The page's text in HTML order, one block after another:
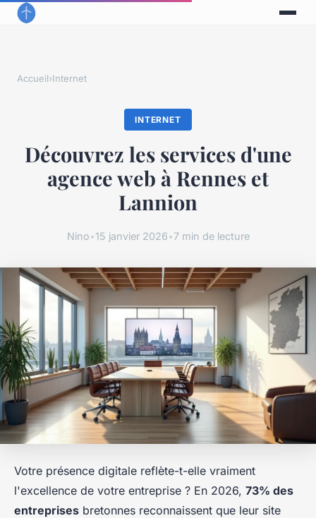
Accueil›Internet
INTERNET
Découvrez les services d'une
agence web à Rennes et
Lannion
Nino•15 janvier 2026•7 min de lecture
Votre présence digitale reflète-t-elle vraiment
l'excellence de votre entreprise ? En 2026, 73% des
entreprises bretonnes reconnaissent que leur site